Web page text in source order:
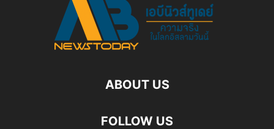
ABOUT US
FOLLOW US